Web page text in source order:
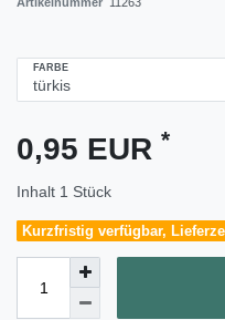
FARBE
0,95 EUR *
Inhalt 1 Stück
Kurzfristig verfügbar,